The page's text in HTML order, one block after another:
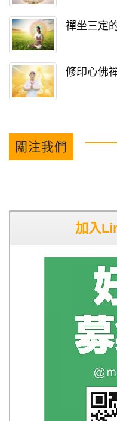
禪坐三定
修印心佛
關注我們
加入